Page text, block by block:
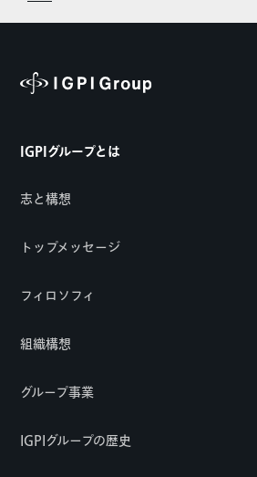
IGPIグループとは
志と構想
トップメッセージ
フィロソフィ
組織構想
グループ事業
IGPIグループの歴史